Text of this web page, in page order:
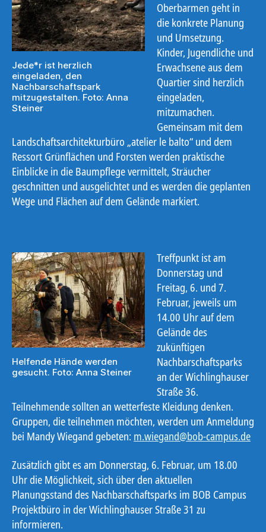
Jede*r ist herzlich
eingeladen, den
Nachbarschaftspark
mitzugestalten. Foto: Anna
Steiner
Oberbarmen geht in
die konkrete Planung
und Umsetzung.
Kinder, Jugendliche und
Erwachsene aus dem
Quartier sind herzlich
eingeladen,
mitzumachen.
Gemeinsam mit dem
Landschaftsarchitekturbüro „atelier le balto“ und dem
Ressort Grünflächen und Forsten werden praktische
Einblicke in die Baumpflege vermittelt, Sträucher
geschnitten und ausgelichtet und es werden die geplanten
Wege und Flächen auf dem Gelände markiert.
Helfende Hände werden
gesucht. Foto: Anna Steiner
Treffpunkt ist am
Donnerstag und
Freitag, 6. und 7.
Februar, jeweils um
14.00 Uhr auf dem
Gelände des
zukünftigen
Nachbarschaftsparks
an der Wichlinghauser
Straße 36.
Teilnehmende sollten an wetterfeste Kleidung denken.
Gruppen, die teilnehmen möchten, werden um Anmeldung
bei Mandy Wiegand gebeten: m.wiegand@bob-campus.de
Zusätzlich gibt es am Donnerstag, 6. Februar, um 18.00
Uhr die Möglichkeit, sich über den aktuellen
Planungsstand des Nachbarschaftsparks im BOB Campus
Projektbüro in der Wichlinghauser Straße 31 zu
informieren.